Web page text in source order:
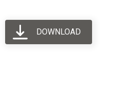
DOWNLOAD